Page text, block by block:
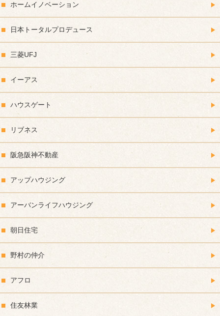
ホームイノベーション
日本トータルプロデュース
三菱UFJ
イーアス
ハウスゲート
リブネス
阪急阪神不動産
アップハウジング
アーバンライフハウジング
朝日住宅
野村の仲介
アフロ
住友林業